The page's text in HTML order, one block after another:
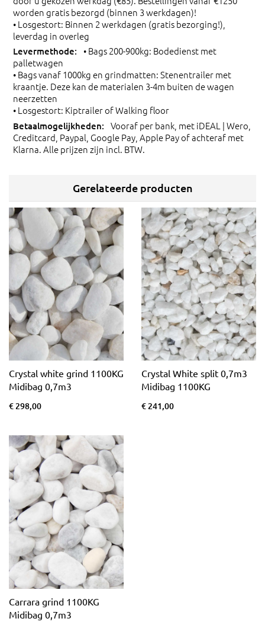
worden gratis bezorgd (binnen 3 werkdagen)!
• Losgestort: Binnen 2 werkdagen (gratis bezorging!),
leverdag in overleg
• Bags 200-900kg: Bodedienst met
palletwagen
• Bags vanaf 1000kg en grindmatten: Stenentrailer met
kraantje. Deze kan de materialen 3-4m buiten de wagen
neerzetten
• Losgestort: Kiptrailer of Walking floor
Vooraf per bank, met iDEAL | Wero,
Creditcard, Paypal, Google Pay, Apple Pay of achteraf met
Klarna. Alle prijzen zijn incl. BTW.
Gerelateerde producten
Crystal white grind 1100KG
Midibag 0,7m3
€ 298,00
Crystal White split 0,7m3
Midibag 1100KG
€ 241,00
Carrara grind 1100KG
Midibag 0,7m3